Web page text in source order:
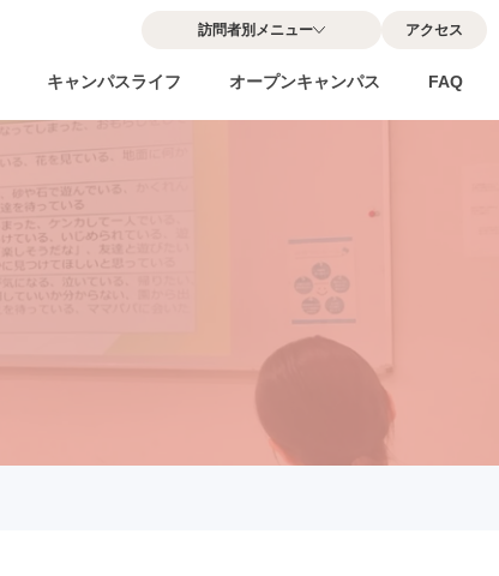
キャンパスライフ オープンキャンパス FAQ
訪問者別メニュー アクセス